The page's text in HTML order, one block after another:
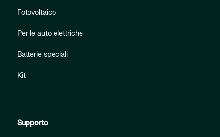
Fotovoltaico
Per le auto elettriche
Batterie speciali
Kit
Supporto